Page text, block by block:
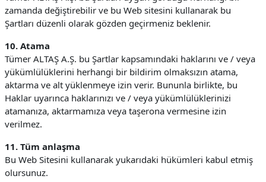
zamanda değiştirebilir ve bu Web sitesini kullanarak bu
Şartları düzenli olarak gözden geçirmeniz beklenir.
10. Atama
Tümer ALTAŞ A.Ş. bu Şartlar kapsamındaki haklarını ve / veya
yükümlülüklerini herhangi bir bildirim olmaksızın atama,
aktarma ve alt yüklenmeye izin verir. Bununla birlikte, bu
Haklar uyarınca haklarınızı ve / veya yükümlülüklerinizi
atamanıza, aktarmamıza veya taşerona vermesine izin
verilmez.
11. Tüm anlaşma
Bu Web Sitesini kullanarak yukarıdaki hükümleri kabul etmiş
olursunuz.